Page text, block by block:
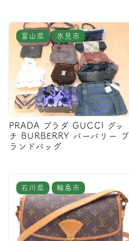
富山県 氷見市
PRADA プラダ GUCCI グッ
チ BURBERRY バーバリー ブ
ランドバッグ
石川県 輪島市